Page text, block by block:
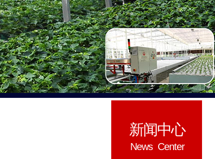
新闻中心
News Center